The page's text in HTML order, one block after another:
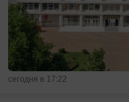
сегодня в 17:22